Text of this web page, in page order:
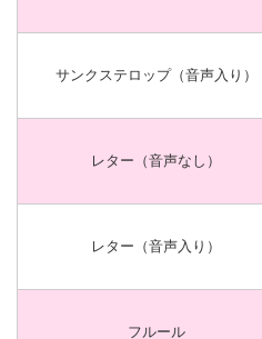
サンクステロップ（音声入り）
レター（音声なし）
レター（音声入り）
フルール